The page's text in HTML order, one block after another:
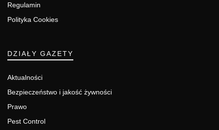
Regulamin
Polityka Cookies
DZIAŁY GAZETY
Aktualności
Bezpieczeństwo i jakość żywności
Prawo
Pest Control